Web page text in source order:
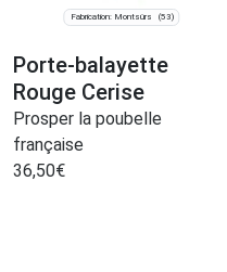
Fabrication: Montsûrs (53)
Porte-balayette
Rouge Cerise
Prosper la poubelle
française
36,50€